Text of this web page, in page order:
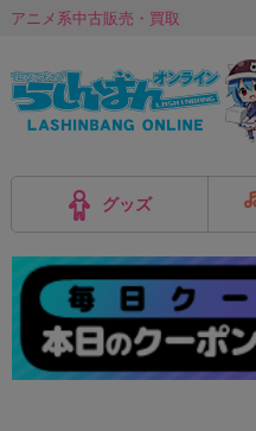
アニメ系中古販売・買取
グッズ